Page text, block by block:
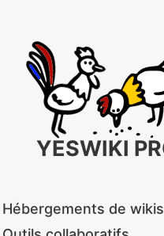
YESWIKI
Hébergements de wikis